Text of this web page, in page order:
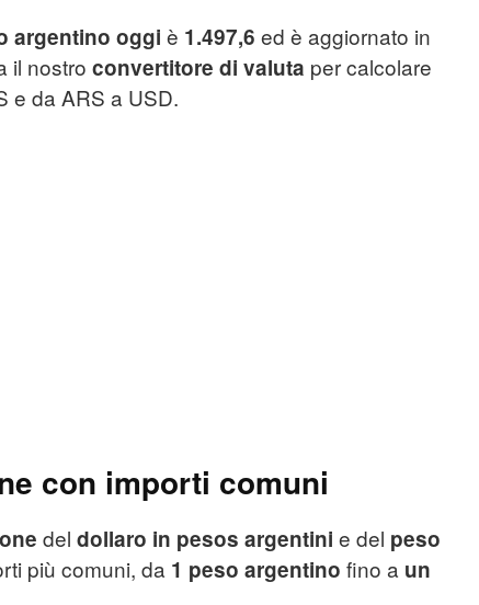
ARS attuale e storico
euro peso argentin
argentino oggi è 1.497,6 ed è aggiornato in
il nostro convertitore di valuta per calcolare
e da ARS a USD.
con importi comuni
del dollaro in pesos argentini e del peso
più comuni, da 1 peso argentino fino a un